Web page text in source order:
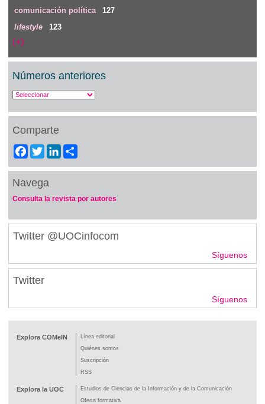
comunicación política
127
lifestyle
123
(+)
Números anteriores
Comparte
Facebook
TwitterLinkedIn
Navega
Consulta la revista por autores
Twitter @UOCinfocom
Síguenos
Twitter
Síguenos
Explora COMeIN
Línea editorial
Quiénes somos
Suscripción
RSS
Explora la UOC
Estudios de Ciencias de la Información y de la Comunicación
Oferta formativa